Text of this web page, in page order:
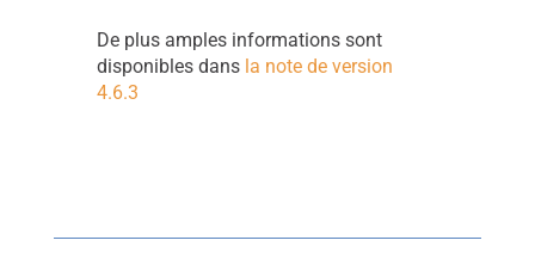
De plus amples informations sont
disponibles dans la note de version
4.6.3